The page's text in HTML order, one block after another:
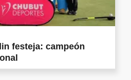
festeja: campeón